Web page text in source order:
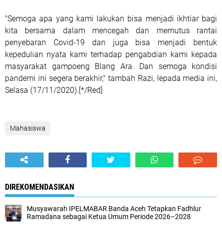
"Semoga apa yang kami lakukan bisa menjadi ikhtiar bagi
kita bersama dalam mencegah dan memutus rantai
penyebaran Covid-19 dan juga bisa menjadi bentuk
kepedulian nyata kami terhadap pengabdian kami kepada
masyarakat gampoeng Blang Ara. Dan semoga kondisi
pandemi ini segera berakhir," tambah Razi, lepada media ini,
Selasa (17/11/2020).[*/Red]
Mahasiswa
DIREKOMENDASIKAN
Musyawarah IPELMABAR Banda Aceh Tetapkan Fadhlur
Ramadana sebagai Ketua Umum Periode 2026–2028